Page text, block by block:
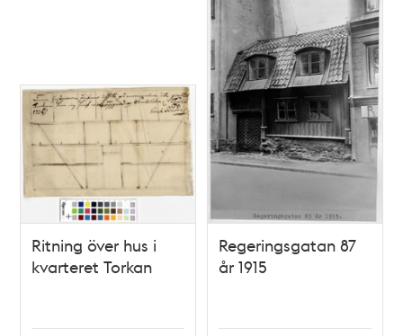
Ritning över hus i
kvarteret Torkan
Regeringsgatan 87
år 1915